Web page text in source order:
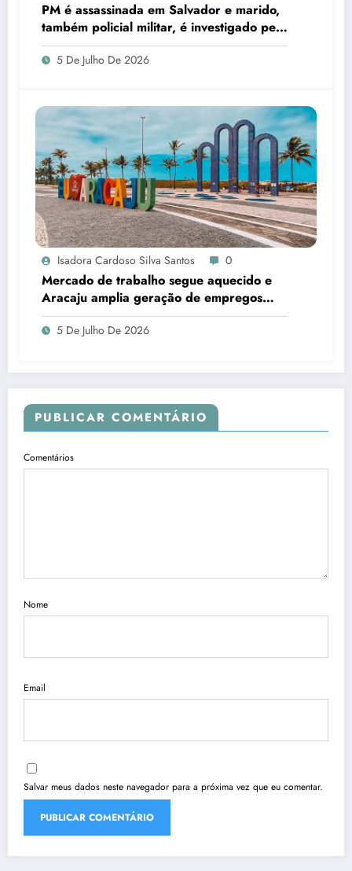
PM é assassinada em Salvador e marido,
também policial militar, é investigado pelo
crime
5 De Julho De 2026
Isadora Cardoso Silva Santos 0
Mercado de trabalho segue aquecido e
Aracaju amplia geração de empregos
formais
5 De Julho De 2026
PUBLICAR COMENTÁRIO
Comentários
Nome
Email
Salvar meus dados neste navegador para a próxima vez que eu comentar.